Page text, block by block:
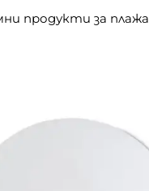
продукти за плажа